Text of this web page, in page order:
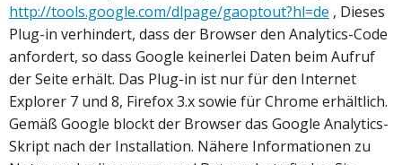
http://tools.google.com/dlpage/gaoptout?hl=de , Dieses
Plug-in verhindert, dass der Browser den Analytics-Code
anfordert, so dass Google keinerlei Daten beim Aufruf
der Seite erhält. Das Plug-in ist nur für den Internet
Explorer 7 und 8, Firefox 3.x sowie für Chrome erhältlich.
Gemäß Google blockt der Browser das Google Analytics-
Skript nach der Installation. Nähere Informationen zu